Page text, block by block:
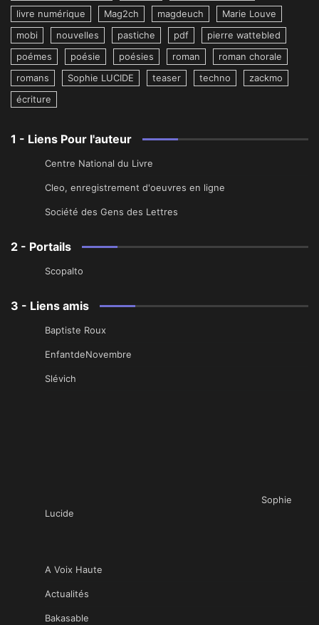
livre numérique
Mag2ch magdeuch
Marie Louve
mobi
nouvelles pastiche pdf
pierre wattebled
poémes
poésie poésies roman
roman chorale
romans
Sophie LUCIDE teaser techno
zackmo
écriture
1 - Liens Pour l'auteur
Centre National du Livre
Cleo, enregistrement d'oeuvres en ligne
Société des Gens des Lettres
2 - Portails
Scopalto
3 - Liens amis
Baptiste Roux
EnfantdeNovembre
Slévich
Sophie
Lucide
A Voix Haute
Actualités
Bakasable